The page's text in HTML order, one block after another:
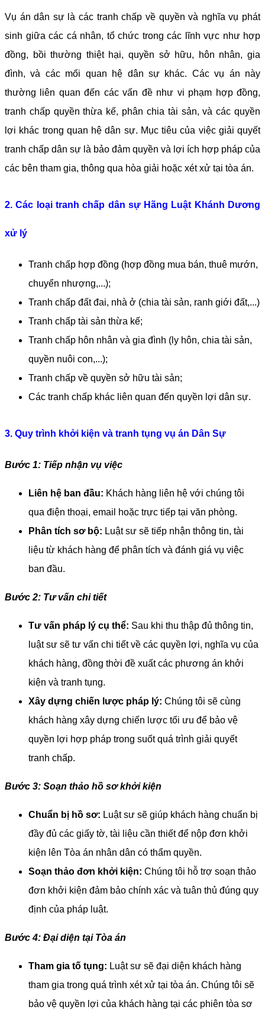
Vụ án dân sự là các tranh chấp về quyền và nghĩa vụ phát
sinh giữa các cá nhân, tổ chức trong các lĩnh vực như hợp
đồng, bồi thường thiệt hại, quyền sở hữu, hôn nhân, gia
đình, và các mối quan hệ dân sự khác. Các vụ án này
thường liên quan đến các vấn đề như vi phạm hợp đồng,
tranh chấp quyền thừa kế, phân chia tài sản, và các quyền
lợi khác trong quan hệ dân sự. Mục tiêu của việc giải quyết
tranh chấp dân sự là bảo đảm quyền và lợi ích hợp pháp của
các bên tham gia, thông qua hòa giải hoặc xét xử tại tòa án.
2. Các loại tranh chấp dân sự Hãng Luật Khánh Dương
xử lý
Tranh chấp hợp đồng (hợp đồng mua bán, thuê mướn,
chuyển nhượng,...);
Tranh chấp đất đai, nhà ở (chia tài sản, ranh giới đất,...)
Tranh chấp tài sản thừa kế;
Tranh chấp hôn nhân và gia đình (ly hôn, chia tài sản,
quyền nuôi con,...);
Tranh chấp về quyền sở hữu tài sản;
Các tranh chấp khác liên quan đến quyền lợi dân sự.
3. Quy trình khởi kiện và tranh tụng vụ án Dân Sự
Bước 1: Tiếp nhận vụ việc
Liên hệ ban đầu: Khách hàng liên hệ với chúng tôi
qua điện thoại, email hoặc trực tiếp tại văn phòng.
Phân tích sơ bộ: Luật sư sẽ tiếp nhận thông tin, tài
liệu từ khách hàng để phân tích và đánh giá vụ việc
ban đầu.
Bước 2: Tư vấn chi tiết
Tư vấn pháp lý cụ thể: Sau khi thu thập đủ thông tin,
luật sư sẽ tư vấn chi tiết về các quyền lợi, nghĩa vụ của
khách hàng, đồng thời đề xuất các phương án khởi
kiện và tranh tụng.
Xây dựng chiến lược pháp lý: Chúng tôi sẽ cùng
khách hàng xây dựng chiến lược tối ưu để bảo vệ
quyền lợi hợp pháp trong suốt quá trình giải quyết
tranh chấp.
Bước 3: Soạn thảo hồ sơ khởi kiện
Chuẩn bị hồ sơ: Luật sư sẽ giúp khách hàng chuẩn bị
đầy đủ các giấy tờ, tài liệu cần thiết để nộp đơn khởi
kiện lên Tòa án nhân dân có thẩm quyền.
Soạn thảo đơn khởi kiện: Chúng tôi hỗ trợ soạn thảo
đơn khởi kiện đảm bảo chính xác và tuân thủ đúng quy
định của pháp luật.
Bước 4: Đại diện tại Tòa án
Tham gia tố tụng: Luật sư sẽ đại diện khách hàng
tham gia trong quá trình xét xử tại tòa án. Chúng tôi sẽ
bảo vệ quyền lợi của khách hàng tại các phiên tòa sơ